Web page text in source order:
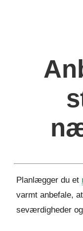
Planlægger du et
varmt anbefale,
seværdigheder